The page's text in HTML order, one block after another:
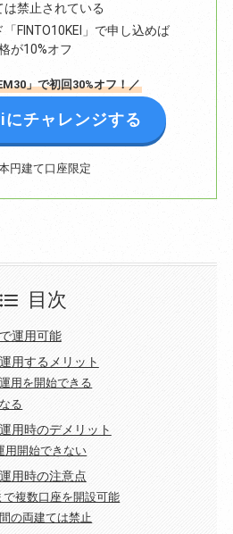
禁止されている
FINTO10KEI」で申し込めば
が10%オフ
」で初回30%オフ！／
チャレンジする
円建て口座限定
目次
運用可能
用するメリット
用を開始できる
る
用時のデメリット
用開始できない
用時の注意点
で複数口座を開設可能
の両建ては禁止